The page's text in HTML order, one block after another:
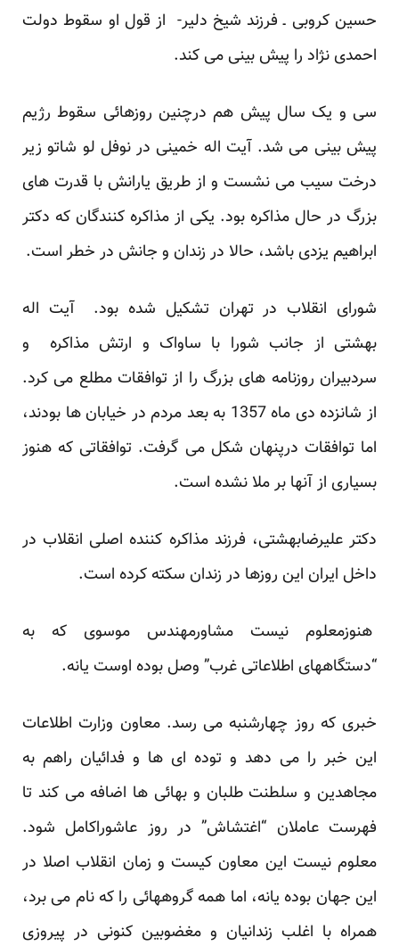
حسین کروبی ـ فرزند شیخ دلیر- از قول او سقوط دولت
احمدی نژاد را پیش بینی می کند.
سی و یک سال پیش هم درچنین روزهائی سقوط رژیم
پیش بینی می شد. آیت اله خمینی در نوفل لو شاتو زیر
درخت سیب می نشست و از طریق یارانش با قدرت های
بزرگ در حال مذاکره بود. یکی از مذاکره کنندگان که دکتر
ابراهیم یزدی باشد، حالا در زندان و جانش در خطر است.
شورای انقلاب در تهران تشکیل شده بود. آیت اله
بهشتی از جانب شورا با ساواک و ارتش مذاکره و
سردبیران روزنامه های بزرگ را از توافقات مطلع می کرد.
از شانزده دی ماه 1357 به بعد مردم در خیابان ها بودند،
اما توافقات درپنهان شکل می گرفت. توافقاتی که هنوز
بسیاری از آنها بر ملا نشده است.
دکتر علیرضابهشتی، فرزند مذاکره کننده اصلی انقلاب در
داخل ایران این روزها در زندان سکته کرده است.
هنوزمعلوم نیست مشاورمهندس موسوی که به
“دستگاههای اطلاعاتی غرب” وصل بوده اوست یانه.
خبری که روز چهارشنبه می رسد. معاون وزارت اطلاعات
این خبر را می دهد و توده ای ها و فدائیان راهم به
مجاهدین و سلطنت طلبان و بهائی ها اضافه می کند تا
فهرست عاملان “اغتشاش” در روز عاشوراکامل شود.
معلوم نیست این معاون کیست و زمان انقلاب اصلا در
این جهان بوده یانه، اما همه گروههائی را که نام می برد،
همراه با اغلب زندانیان و مغضوبین کنونی در پیروزی